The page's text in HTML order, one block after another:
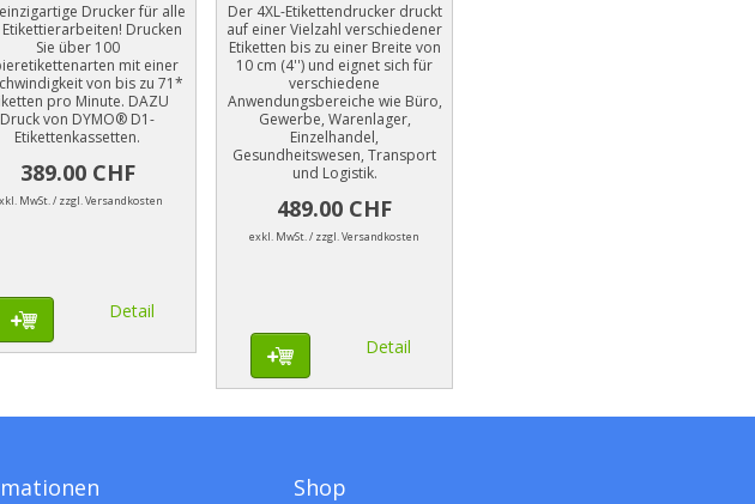
Drucker für alle
Etikettierarbeiten! Drucken
Sie über 100
mit einer
von bis zu 71*
pro Minute. DAZU
Druck von DYMO® D1-
Etikettenkassetten.
389.00 CHF
MwSt. / zzgl. Versandkosten
Detail
Der 4XL-Etikettendrucker druckt
auf einer Vielzahl verschiedener
Etiketten bis zu einer Breite von
10 cm (4'') und eignet sich für
verschiedene
Anwendungsbereiche wie Büro,
Gewerbe, Warenlager,
Einzelhandel,
Gesundheitswesen, Transport
und Logistik.
489.00 CHF
exkl. MwSt. / zzgl. Versandkosten
Detail
Shop